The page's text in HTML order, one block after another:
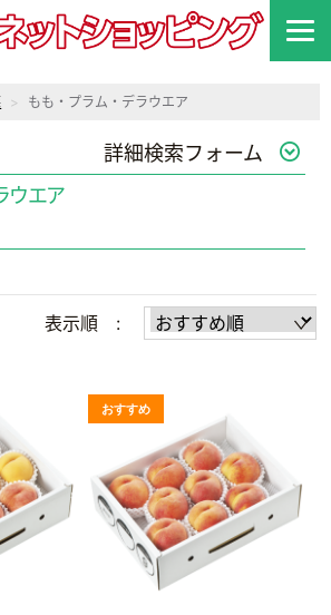
もも・プラム・デラウエア
詳細検索フォーム
ウエア
表示順 :